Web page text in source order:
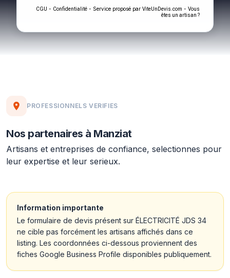
CGU - Confidentialité - Service proposé par ViteUnDevis.com - Vous
êtes un artisan ?
PROFESSIONNELS VERIFIES
Nos partenaires à Manziat
Artisans et entreprises de confiance, selectionnes pour
leur expertise et leur serieux.
Information importante
Le formulaire de devis présent sur ÉLECTRICITÉ JDS 34
ne cible pas forcément les artisans affichés dans ce
listing. Les coordonnées ci-dessous proviennent des
fiches Google Business Profile disponibles publiquement.